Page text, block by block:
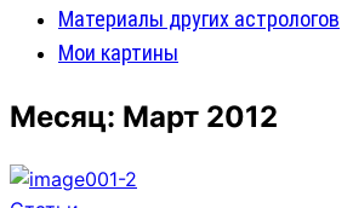
Материалы других астрологов
Мои картины
Месяц: Март 2012